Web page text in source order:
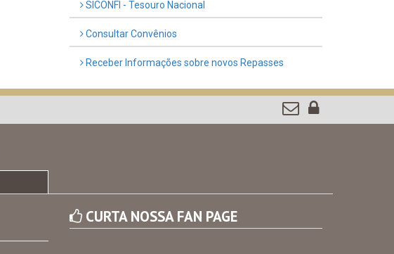
Governo de Pernambuco
Controladoria-Geral da União
Confederação Nacional de Municípios - CNM
QEdu
SICONFI - Tesouro Nacional